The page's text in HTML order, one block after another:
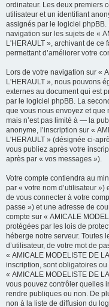
ordinateur. Les deux premiers
utilisateur et un identifiant
assignés par le logiciel
navigation sur les sujets de «
L'HERAULT », archivant de ce
permettant d’améliorer votre
Lors de votre navigation sur «
L'HERAULT », nous pouvons
externes au document qui est
par le logiciel phpBB. La
que vous nous envoyez et
mais n’est pas limité à — la
anonyme, l’inscription sur «
L'HERAULT » (désignée ci-
vous publiez après votre
après par « vos messages »).
Votre compte contiendra au
par « votre nom d’utilisateur
de vous connecter à votre
passe ») et une adresse de
compte sur « AMICALE
protégées par les lois de
héberge notre serveur. Toutes
d’utilisateur, de votre mot de
« AMICALE MODELISTE DE
inscription, sont obligatoires
« AMICALE MODELISTE DE
vous pouvez contrôler quelles
rendre publiques ou non. De
non à la liste de diffusion du